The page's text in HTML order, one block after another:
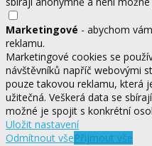
Marketingové - abychom
reklamu.
Marketingové cookies se
návštěvníků napříč webovými
pouze takovou reklamu, která
užitečná. Veškerá data se
možné je spojit s konkrétní
Uložit nastavení
Odmítnout všePřijmout vše